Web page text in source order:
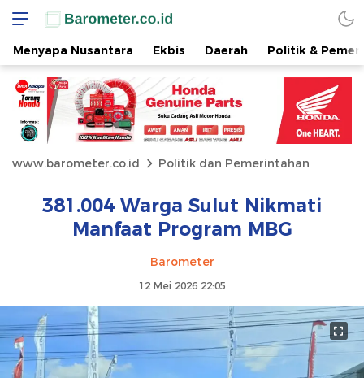
Menyapa Nusantara Ekbis Daerah Politik &
www.barometer.co.id Politik dan Pemerintahan
381.004 Warga Sulut Nikmati
Manfaat Program MBG
Barometer
12 Mei 2026 22:05